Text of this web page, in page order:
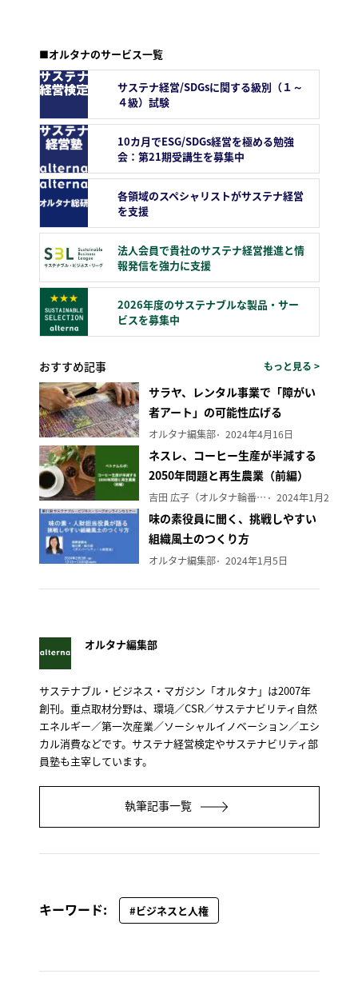
■オルタナのサービス一覧
サステナ経営/SDGsに関する級別（１～
４級）試験
10カ月でESG/SDGs経営を極める勉強
会：第21期受講生を募集中
各領域のスペシャリストがサステナ経営
を支援
法人会員で貴社のサステナ経営推進と情
報発信を強力に支援
2026年度のサステナブルな製品・サー
ビスを募集中
おすすめ記事 もっと見る >
サラヤ、レンタル事業で「障がい
者アート」の可能性広げる
オルタナ編集部 2024年4月16日
ネスレ、コーヒー生産が半減する
2050年問題と再生農業（前編）
吉田 広子（オルタナ輪番編集長） 2024年1月29日
味の素役員に聞く、挑戦しやすい
組織風土のつくり方
オルタナ編集部 2024年1月5日
オルタナ編集部
サステナブル・ビジネス・マガジン「オルタナ」は2007年
創刊。重点取材分野は、環境／CSR／サステナビリティ自然
エネルギー／第一次産業／ソーシャルイノベーション／エシ
カル消費などです。サステナ経営検定やサステナビリティ部
員塾も主宰しています。
執筆記事一覧
キーワード: #ビジネスと人権